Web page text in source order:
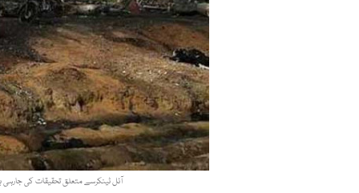
آئل ٹینکرسے متعلق تحقیقات کی